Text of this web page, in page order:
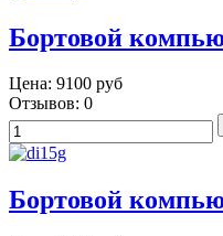
Бортовой
Цена: 9100 руб
Отзывов: 0
Бортовой